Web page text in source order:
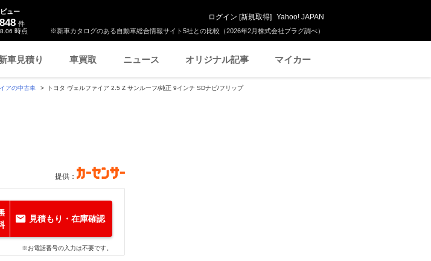
※新車カタログのある自動車総合情報サイト5社との比較（2026年2月株式会社プラグ調べ）
ュー
件
時点
ログイン [新規取得] Yahoo! JAPAN
車見積り 車買取 ニュース オリジナル記事 マイカー
アの中古車 トヨタ ヴェルファイア 2.5 Z サンルーフ/純正 9インチ SDナビ/フリップ
提供：
見積もり・在庫確認
※お電話番号の入力は不要です。